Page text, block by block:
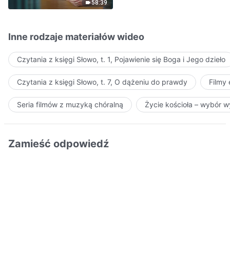
58:39
Inne rodzaje materiałów wideo
Czytania z księgi Słowo, t. 1, Pojawienie się Boga i Jego dzieło
Czytania z księgi Słowo, t. 7, O dążeniu do prawdy Filmy
Seria filmów z muzyką chóralną Życie kościoła – wybór
Zamieść odpowiedź